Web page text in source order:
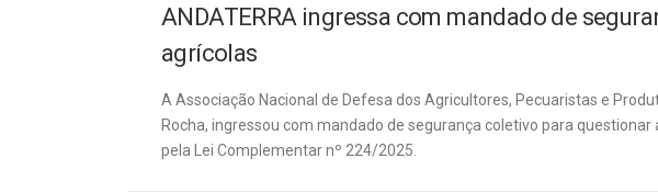
ANDATERRA ingressa com mandado de
agrícolas
A Associação Nacional de Defesa dos Agricultores, Pecuaristas e
Rocha, ingressou com mandado de segurança coletivo para
pela Lei Complementar nº 224/2025.